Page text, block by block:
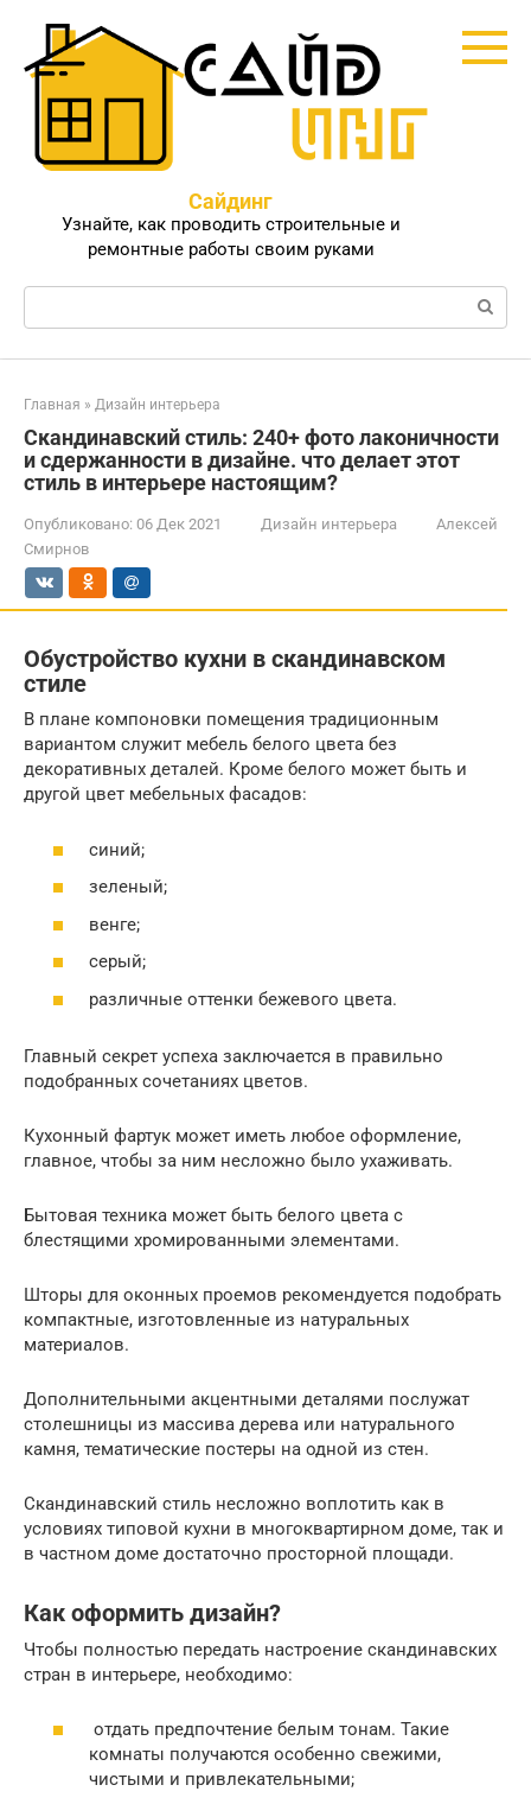
контенту
Сайдинг
Узнайте, как проводить строительные и
ремонтные работы своим руками
Поиск:
Главная » Дизайн интерьера
Скандинавский стиль: 240+ фото лаконичности
и сдержанности в дизайне. что делает этот
стиль в интерьере настоящим?
Опубликовано: 06 Дек 2021 Дизайн интерьера
Алексей
Смирнов
Обустройство кухни в скандинавском
стиле
В плане компоновки помещения традиционным
вариантом служит мебель белого цвета без
декоративных деталей. Кроме белого может быть и
другой цвет мебельных фасадов:
синий;
зеленый;
венге;
серый;
различные оттенки бежевого цвета.
Главный секрет успеха заключается в правильно
подобранных сочетаниях цветов.
Кухонный фартук может иметь любое оформление,
главное, чтобы за ним несложно было ухаживать.
Бытовая техника может быть белого цвета с
блестящими хромированными элементами.
Шторы для оконных проемов рекомендуется подобрать
компактные, изготовленные из натуральных
материалов.
Дополнительными акцентными деталями послужат
столешницы из массива дерева или натурального
камня, тематические постеры на одной из стен.
Скандинавский стиль несложно воплотить как в
условиях типовой кухни в многоквартирном доме, так и
в частном доме достаточно просторной площади.
Как оформить дизайн?
Чтобы полностью передать настроение скандинавских
стран в интерьере, необходимо:
отдать предпочтение белым тонам. Такие
комнаты получаются особенно свежими,
чистыми и привлекательными;